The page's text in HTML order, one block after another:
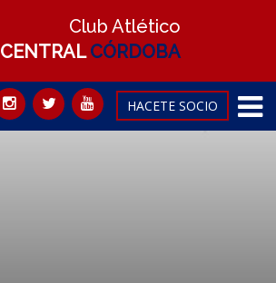
Club Atlético
CENTRALCÓRDOBA
HACETE SOCIO